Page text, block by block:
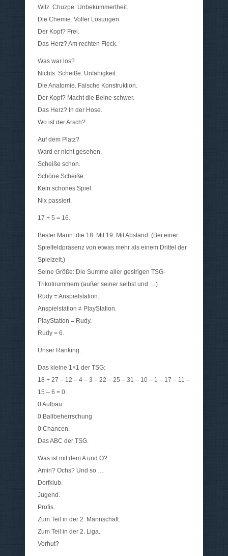
Witz. Chuzpe. Unbekümmertheit.
Die Chemie. Voller Lösungen.
Der Kopf? Frei.
Das Herz? Am rechten Fleck.
Was war los?
Nichts. Scheiße. Unfähigkeit.
Die Anatomie. Falsche Konstruktion.
Der Kopf? Macht die Beine schwer.
Das Herz? In der Hose.
Wo ist der Arsch?
Auf dem Platz?
Ward er nicht gesehen.
Scheiße schon.
Schöne Scheiße.
Kein schönes Spiel.
Nix passiert.
17 + 5 = 16.
Bester Mann: die 18. Mit 19. Mit Abstand. (Bei einer
Spielfeldpräsenz von etwas mehr als einem Drittel der
Spielzeit.)
Seine Größe: Die Summe aller gestrigen TSG-
Trikotnummern (außer seiner selbst und …)
Rudy = Anspielstation.
Anspielstation ≠ PlayStation.
PlayStation = Rudy.
Rudy = 6.
Unser Ranking.
Das kleine 1×1 der TSG:
18 + 27 – 12 – 4 – 3 – 22 – 25 – 31 – 10 – 1 – 17 – 11 –
15 – 6 = 0.
0 Aufbau.
0 Ballbeherrschung
0 Chancen.
Das ABC der TSG.
Was ist mit dem A und O?
Amiri? Ochs? Und so …
Dorfklub.
Jugend.
Profis.
Zum Teil in der 2. Mannschaft.
Zum Teil in der 2. Liga.
Vorhut?